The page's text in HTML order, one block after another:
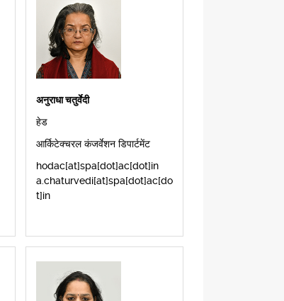
अनुराधा चतुर्वेदी
हेड
आर्किटेक्चरल कंजर्वेशन डिपार्टमेंट
hodac[at]spa[dot]ac[dot]in
a.chaturvedi[at]spa[dot]ac[do
t]in